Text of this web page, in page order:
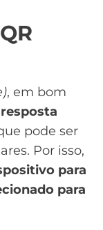
, em bom
pode ser
Por isso,
para
para